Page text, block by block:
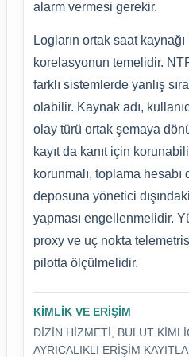
alarm vermesi gerekir.
Logların ortak saat kaynağı
korelasyonun temelidir.
farklı sistemlerde yanlış
olabilir. Kaynak adı,
olay türü ortak şemaya
kayıt da kanıt için
korunmalı, toplama
deposuna yönetici
yapması engellenmelidir.
proxy ve uç nokta
pilotta ölçülmelidir.
KIMLIK VE ERIŞIM
DIZIN HIZMETI, BULUT
AYRICALIKLI ERIŞIM